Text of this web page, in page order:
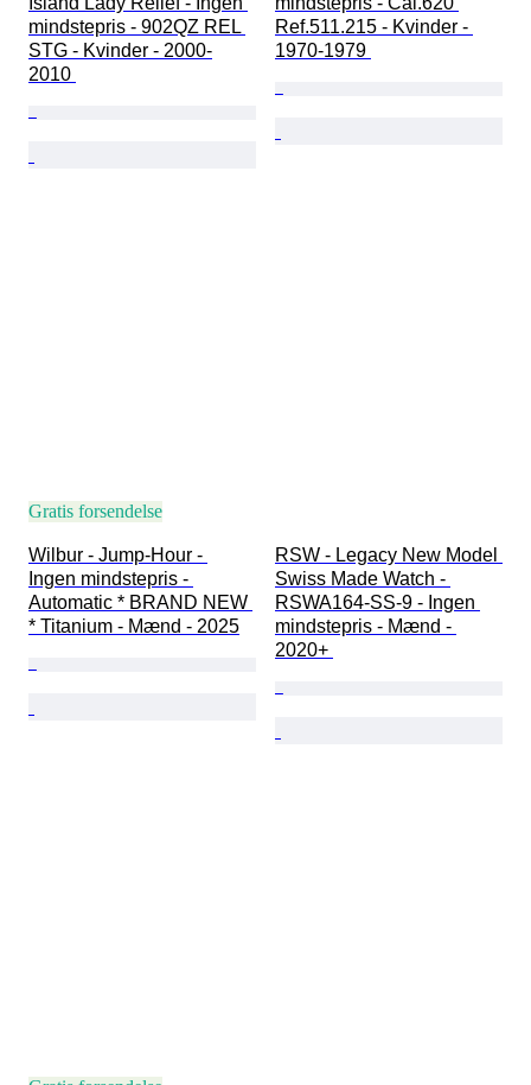
mindstepris - 902QZ REL
STG - Kvinder - 2000-
2010
Ref.511.215 - Kvinder -
1970-1979
Gratis forsendelse
Wilbur - Jump-Hour -
Ingen mindstepris -
Automatic * BRAND NEW
* Titanium - Mænd - 2025
RSW - Legacy New Model
Swiss Made Watch -
RSWA164-SS-9 - Ingen
mindstepris - Mænd -
2020+